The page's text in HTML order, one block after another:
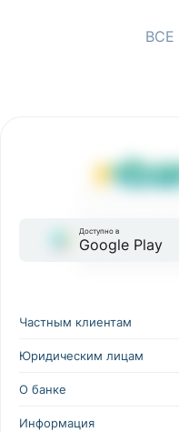
Доступно в
Google Play
Частным клиентам
Юридическим лицам
О банке
Информация